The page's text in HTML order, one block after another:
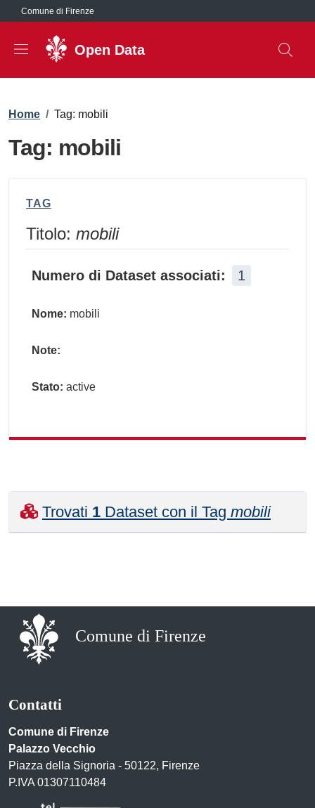
Salta al contenuto principale
Comune di Firenze
Open Data
Briciole di pane
Home / Tag: mobili
Tag: mobili
TAG
Titolo: mobili
Numero di Dataset associati: 1
Nome: mobili
Note:
Stato: active
Trovati 1 Dataset con il Tag mobili
Comune di Firenze
Contatti
Comune di Firenze
Palazzo Vecchio
Piazza della Signoria - 50122, Firenze
P.IVA 01307110484